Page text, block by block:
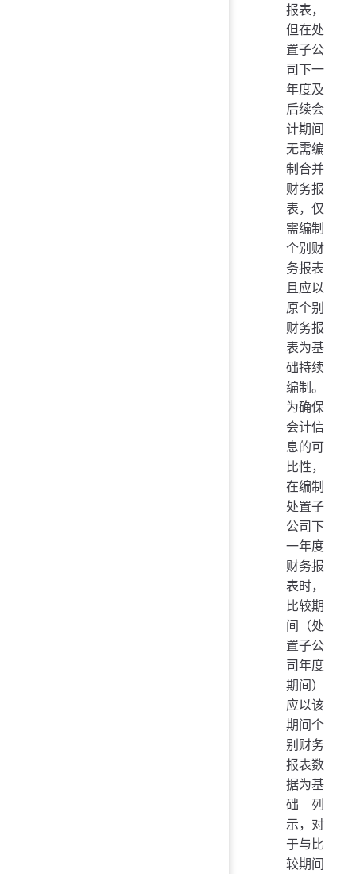
报表，
但在处
置子公
司下一
年度及
后续会
计期间
无需编
制合并
财务报
表，仅
需编制
个别财
务报表
且应以
原个别
财务报
表为基
础持续
编制。
为确保
会计信
息的可
比性，
在编制
处置子
公司下
一年度
财务报
表时，
比较期
间（处
置子公
司年度
期间）
应以该
期间个
别财务
报表数
据为基
础列
示，对
于与比
较期间